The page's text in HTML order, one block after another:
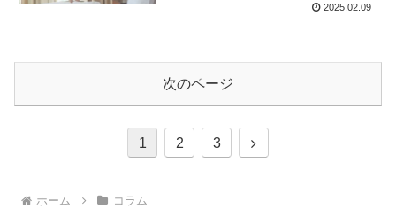
2025.02.09
次のページ
1 2 3
次
ホーム コラム